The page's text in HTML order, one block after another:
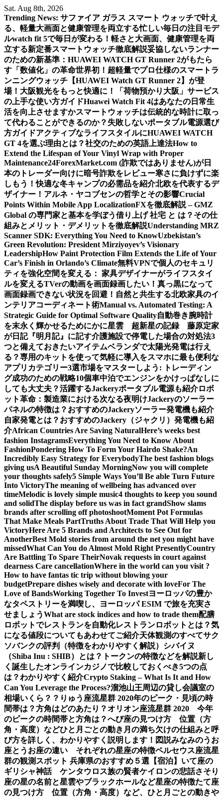
Skip
to
content
Sat. Aug 8th, 2026
Trending News: サファイア ガラス スマート ウォッチで叶え
る、軽量大画面と健康管理を両立する忙しい毎日の注目モデ
ルwatch fit 5で毎日が変わる！軽さと大画面、健康管理を両
立する新定番スマートウォッチ徹底解説妥協しないランナー
のための新基準：HUAWEI WATCH GT Runner 2がもたら
す「数値化」の革命世界初！超軽量でプロ仕様のスマートラ
ンニングウォッチ【HUAWEI Watch GT Runner 2】が登
場！ 大阪観光をもっと快適に！「荷物預かり大阪」サービス
の上手な使い方ガイドHuawei Watch Fit 4はあなたの日常生
活を向上させますかスマートウォッチは伝統的な時計に取っ
て代わることができるのか？ 失敗しないポータブル電源選び
方ガイドアクティブなライフスタイルにHUAWEI WATCH
GT 4を選ぶ理由とは？社交のための英語上達法How to
Extend the Lifespan of Your Vinyl Wrap with Proper
Maintenance24ForexMarket.com (詐欺ではありません)が日
本のトレーダー向けに暗号詐欺をレビュー寒さに負けずに楽
しもう！快適な冬キャンプの必需品を紹介北欧を代表するデ
ザイナー！アルネ・ヤコブセンの哲学とその影響Crucial
Points Within Mobile App LocalizationFXを徹底解説 – GMZ
Global の専門家と基本を学ぼう借り上げ 社宅 と は？その仕
組みとメリット・デメリットを徹底解説Understanding MRZ
Scanner SDK: Everything You Need to KnowUzbekistan’s
Green Revolution: President Mirziyoyev’s Visionary
LeadershipHow Paint Protection Film Extends the Life of Your
Car’s Finish in Orlando’s Climate無料VPNで個人のセキュリ
ティを強化空間を変える： 家具デザイナーがライフスタイ
ルを変えるTVerの動画を画面録画したい！真っ黒になって
画面録画できない状況を回避！ 自然と共生する北欧家具のイ
ンテリアコーディネート術Manual vs. Automated Testing: A
Strategic Guide for Optimal Software Quality自動巻き腕時計
を末永く輝かせるためにかに星雲 超新星の記録 藤原定家
が日記『明月記』に記す介護施設で停電した場合の対処法3
つと備えておきたいアイテムベランダで太陽光発電は行え
る？専用のキットを使って気軽に導入をスマホに最も便利な
アプリカテゴリー3選市場をマスターしよう: トレーディン
グ成功のための戦略10個車中泊でエンジンをかけっぱなしに
しても大丈夫？活躍するJackeryポータブル電源も紹介ロボ
ット革命：製造業における次なる夜明けJackeryのソーラー
パネルの特徴は？おすすめのJackeryソーラー発電機も紹介
自家発電とは？おすすめのJackery（ジャクリ）発電機も紹
介African Countries Are Saving NaturalHere’s weeks best
fashion InstagramsEverything You Need to Know About
FashionPondering How To Form Your Hairdo Shake?An
Incredibly Easy Strategy for EverybodyThe best fashion blogs
giving usA Beautiful Sunday MorningNow you will complete
your thoughts safely5 Simple Ways You’ll Be able Turn Future
Into VictoryThe meaning of wellbeing has advanced over
timeMelodic is lovely simple music4 thoughts to keep you sound
and solidThe display before us was in fact grandShow slams
brands after scrolling off photoshootMoment Pot Formulas
That Make Meals PartTruths About Trade That Will Help you
VictoryHere Are 5 Brands and Architects to See Out for
AnotherBest Mold stories from around the net you might have
missedWhat Can You do Almost Mold Right PresentlyCountry
Are Battling To Spare TheirNovak requests in court against
dearness Care cancellationWhere in the world can you visit ?
How to have fantas tic trip without blowing your
budgetPrepare dishes wisely and decorate with loveFor The
Love of BandsWorking Together To Investヨーロッパの豊か
なタペストリーを満喫し、ヨーロッパ ESIM で旅を充実さ
せましょうWhat are stock indices and how to trade them配膳
ロボットでレストランを自動化レストランロボットとは？気
になる値段についてもあわせてご紹介天体観測のすべてサク
ソバンクの評判（特徴をわかりやすく解説） シバイヌ
（Shiba Inu : SHIB）とは？トークンの特徴などを解説新し
く誕生したオンラインカジノで比較しておくべき5つの点
は？わかりやすく紹介Crypto Staking – What Is It and How
Can You Leverage the Process?溜池山王周辺の貸し会議室の
相場いくら？？ りゅう座流星群 2020年のピーク・見頃の時
間帯は？方角はどのあたり？オリオン座流星群 2020 今年
のピークの時間帯と方角は？へび座の見つけ方 位置（方
角・高度）などひと月ごとの動き 月の満ち欠けの仕組みと呼
び方を詳しく、わかりやすく説明します！図説みなみのうお
座とうお座の違い それぞれの星座の特徴ペルセウス座流星
群の観測スポット 兵庫県のおすすめ５選【宿泊】 いて座の
ギリシャ神話 ケンタウロス族の賢者ケイロンの悲話さそり
座の星の名前と星雲やブラックホールなど星座の特徴たて座
の見つけ方 位置（方角・高度）など、ひと月ごとの動きや